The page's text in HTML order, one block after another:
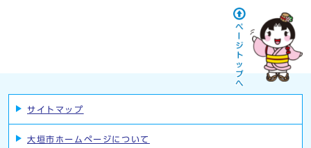
サイトマップ
大垣市ホームページについて